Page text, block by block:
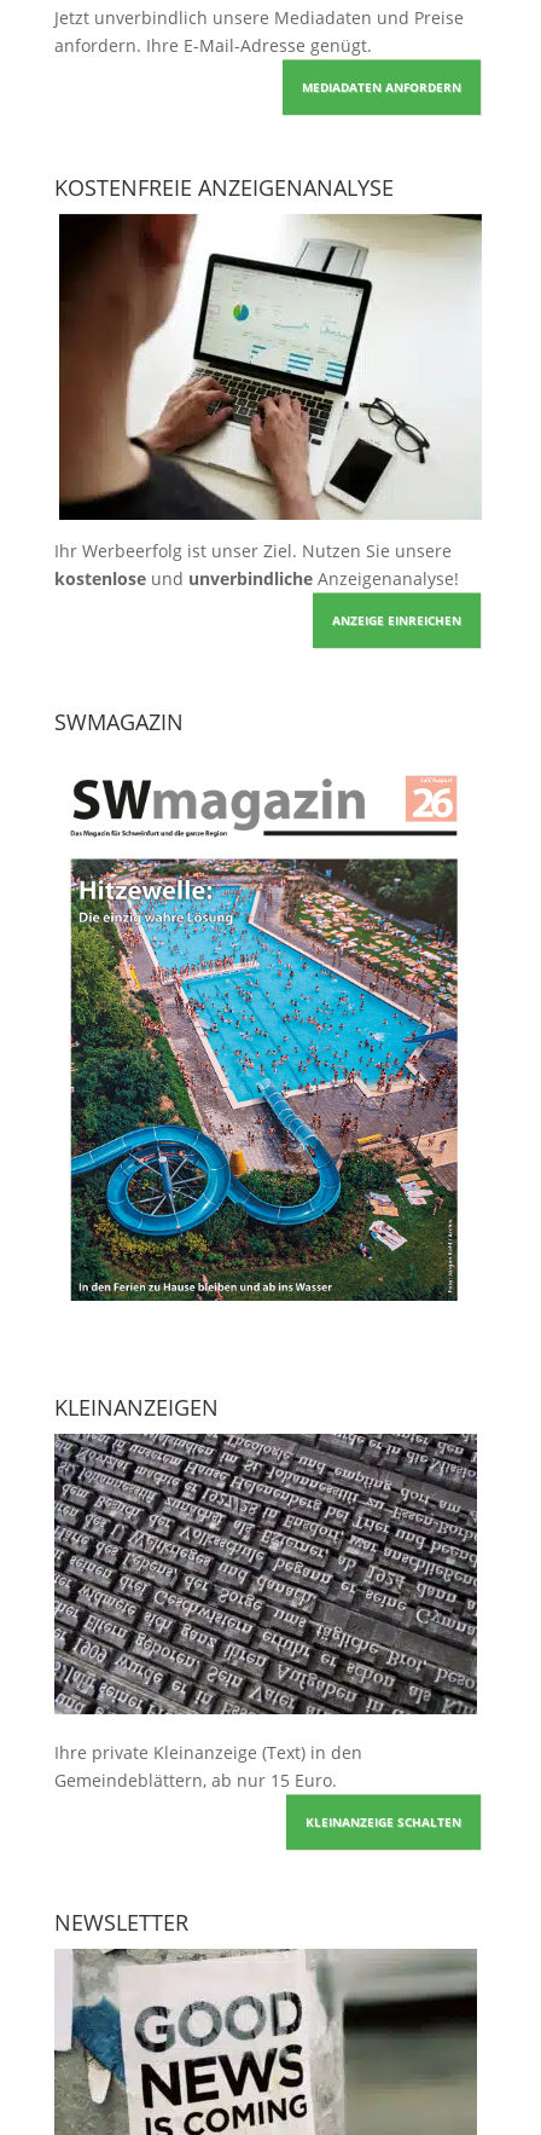
Jetzt unverbindlich unsere Mediadaten und Preise
anfordern. Ihre E-Mail-Adresse genügt.
MEDIADATEN ANFORDERN
KOSTENFREIE ANZEIGENANALYSE
Ihr Werbeerfolg ist unser Ziel. Nutzen Sie unsere
kostenloseund unverbindlicheAnzeigenanalyse!
ANZEIGE EINREICHEN
SWMAGAZIN
KLEINANZEIGEN
Ihre private Kleinanzeige (Text) in den
Gemeindeblättern, ab nur 15 Euro.
KLEINANZEIGE SCHALTEN
NEWSLETTER